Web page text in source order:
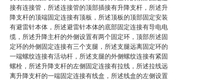
接有连接管，所述连接管的顶部插接有升降支杆，所述升
降支杆的顶端固定连接有顶板，所述顶板的顶部固定安装
有避雷针本体，所述避雷针本体的底部固定连接有导电电
缆，所述升降主杆的外侧设置有两个固定环，顶部所述固
定环的外侧固定连接有三个支腿，所述支腿远离固定环的
一端螺纹连接有活动杆，所述支腿的外侧螺纹连接有紧固
螺栓，所述升降支杆的左侧固定连接有拉线，所述拉线远
离升降支杆的一端固定连接有线盒，所述线盒的左侧设置